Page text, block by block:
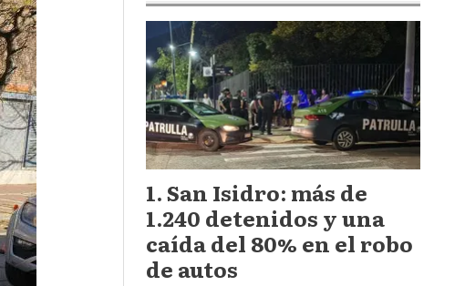
San Isidro: más de
1.240 detenidos y una
caída del 80% en el robo
de autos